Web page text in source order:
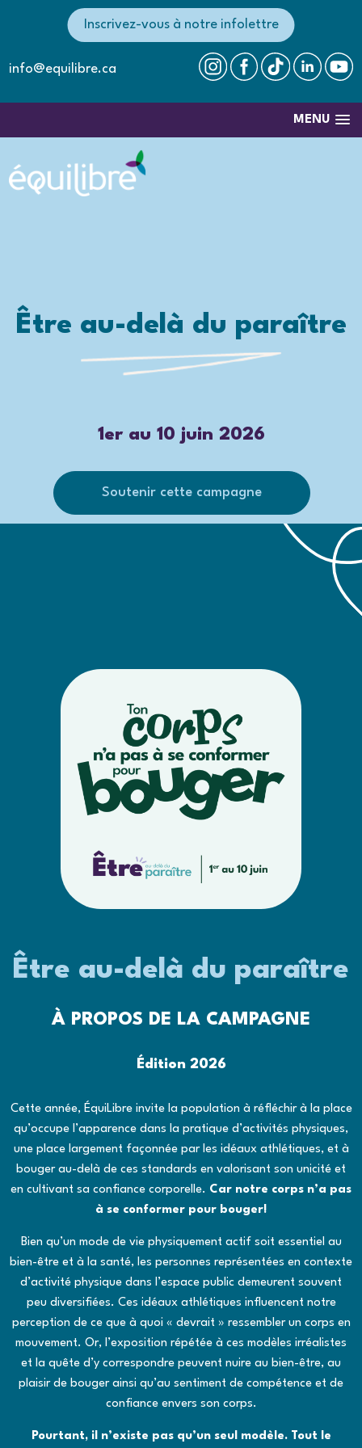
info@equilibre.ca
Inscrivez-vous à notre infolettre
MENU
Être au-delà du paraître
1er au 10 juin 2026
Soutenir cette campagne
Être au-delà du paraître
À PROPOS DE LA CAMPAGNE
Édition 2026
Cette année, ÉquiLibre invite la population à réfléchir à la place
qu’occupe l’apparence dans la pratique d’activités physiques,
une place largement façonnée par les idéaux athlétiques, et à
bouger au-delà de ces standards en valorisant son unicité et
en cultivant sa confiance corporelle. Car notre corps n’a pas
à se conformer pour bouger!
Bien qu’un mode de vie physiquement actif soit essentiel au
bien-être et à la santé, les personnes représentées en contexte
d’activité physique dans l’espace public demeurent souvent
peu diversifiées. Ces idéaux athlétiques influencent notre
perception de ce que à quoi « devrait » ressembler un corps en
mouvement. Or, l’exposition répétée à ces modèles irréalistes
et la quête d’y correspondre peuvent nuire au bien-être, au
plaisir de bouger ainsi qu’au sentiment de compétence et de
confiance envers son corps.
Pourtant, il n’existe pas qu’un seul modèle. Tout le